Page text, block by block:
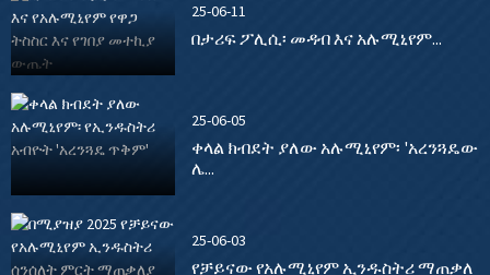
25-06-11
በታሪፍ ፖሊሲ፡ መዳብ እና አሉሚኒየም...
25-06-05
ቀላል ክብደት ያለው አሉሚኒየም፡ 'አረንጓዴው
ሌ...
25-06-03
የቻይናው የአሉሚኒየም ኢንዱስትሪ ማጠቃለ